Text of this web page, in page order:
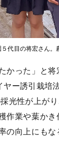
代目の将宏さん
かった」と
ー誘引栽培
光性が上が
作業や葉か
の向上にも